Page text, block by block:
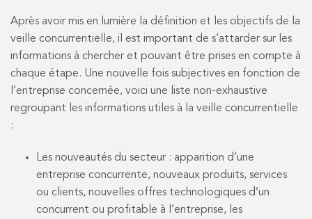
Après avoir mis en lumière la définition et les objectifs de la
veille concurrentielle, il est important de s’attarder sur les
informations à chercher et pouvant être prises en compte à
chaque étape. Une nouvelle fois subjectives en fonction de
l’entreprise concernée, voici une liste non-exhaustive
regroupant les informations utiles à la veille concurrentielle
:
Les nouveautés du secteur : apparition d’une
entreprise concurrente, nouveaux produits, services
ou clients, nouvelles offres technologiques d’un
concurrent ou profitable à l’entreprise, les